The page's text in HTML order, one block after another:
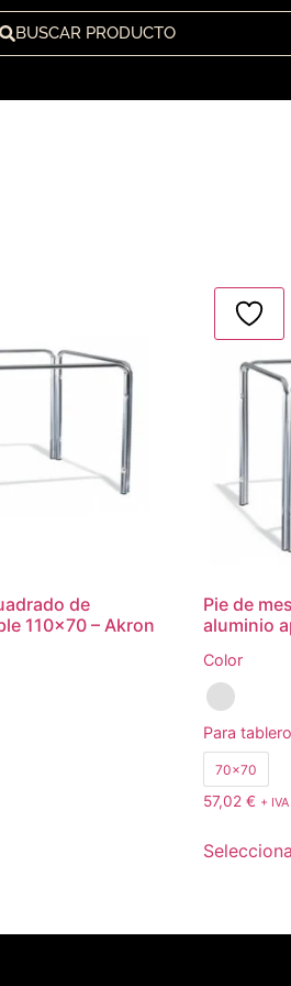
BUSCAR PRODUCTO
de
110×70 – Akron
Pie de
aluminio
Color
Para
70x70
57,02€ + IVA